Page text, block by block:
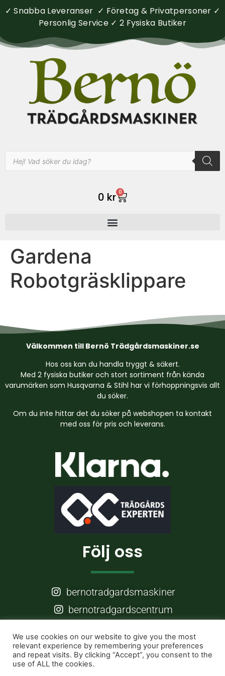
✓ Snabba Leveranser ✓ Företag & Privatpersoner ✓
Personlig Service ✓ 2 Fysiska Butiker
0 kr 0
Gardena
Robotgräsklippare
Välkommen till Bernö Trädgårdsmaskiner.se
Hos oss kan du handla tryggt & säkert.
Med 2 fysiska butiker och stort sortiment från kända
varumärken som Husqvarna & Stihl har vi förhoppningsvis allt
du söker.
Om du inte hittar det du söker på webshopen ta kontakt
med oss för pris och leverans.
Följ oss
bernotradgardsmaskiner
bernotradgardscentrum
Frågor?
We use cookies on our website to give you the most
relevant experience by remembering your preferences
and repeat visits. By clicking “Accept”, you consent to the
use of ALL the cookies.